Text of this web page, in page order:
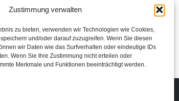
Zustimmung verwalten
zu bieten, verwenden wir Technologien wie Cookies,
und/oder darauf zuzugreifen. Wenn Sie diesen
wir Daten wie das Surfverhalten oder eindeutige IDs
Wenn Sie Ihre Zustimmung nicht erteilen oder
Merkmale und Funktionen beeinträchtigt werden.